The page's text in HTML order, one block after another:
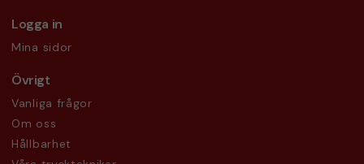
Logga in
Mina sidor
Övrigt
Vanliga frågor
Om oss
Hållbarhet